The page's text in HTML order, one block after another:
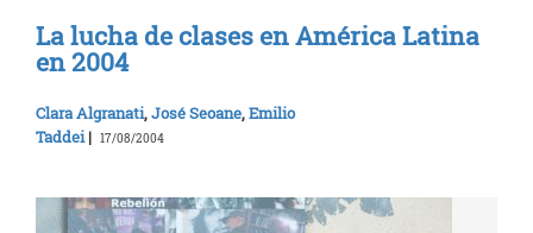
La lucha de clases en América Latina
en 2004
Clara Algranati,José Seoane,Emilio
Taddei| 17/08/2004